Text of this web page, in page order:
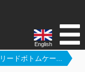
English
ードボトムケー...